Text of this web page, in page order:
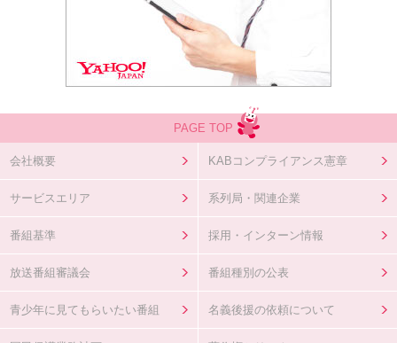
PAGE TOP
会社概要 KABコンプライアンス憲章
サービスエリア 系列局・関連企業
番組基準 採用・インターン情報
放送番組審議会 番組種別の公表
青少年に見てもらいたい番組 名義後援の依頼について